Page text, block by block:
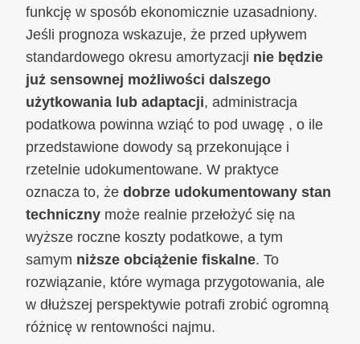
funkcję w sposób ekonomicznie uzasadniony.
Jeśli prognoza wskazuje, że przed upływem
standardowego okresu amortyzacji nie będzie
już sensownej możliwości dalszego
użytkowania lub adaptacji, administracja
podatkowa powinna wziąć to pod uwagę , o ile
przedstawione dowody są przekonujące i
rzetelnie udokumentowane. W praktyce
oznacza to, że dobrze udokumentowany stan
techniczny może realnie przełożyć się na
wyższe roczne koszty podatkowe, a tym
samym niższe obciążenie fiskalne. To
rozwiązanie, które wymaga przygotowania, ale
w dłuższej perspektywie potrafi zrobić ogromną
różnicę w rentowności najmu.